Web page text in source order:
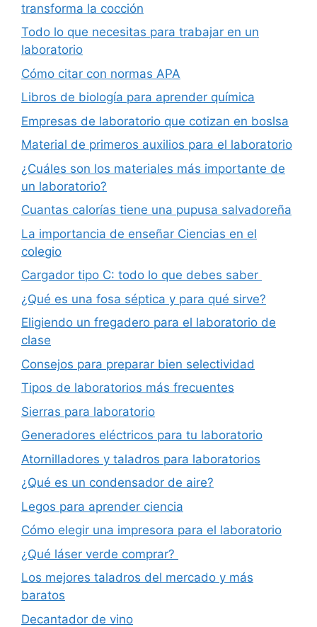
transforma la cocción
Todo lo que necesitas para trabajar en un
laboratorio
Cómo citar con normas APA
Libros de biología para aprender química
Empresas de laboratorio que cotizan en boslsa
Material de primeros auxilios para el laboratorio
¿Cuáles son los materiales más importante de
un laboratorio?
Cuantas calorías tiene una pupusa salvadoreña
La importancia de enseñar Ciencias en el
colegio
Cargador tipo C: todo lo que debes saber
¿Qué es una fosa séptica y para qué sirve?
Eligiendo un fregadero para el laboratorio de
clase
Consejos para preparar bien selectividad
Tipos de laboratorios más frecuentes
Sierras para laboratorio
Generadores eléctricos para tu laboratorio
Atornilladores y taladros para laboratorios
¿Qué es un condensador de aire?
Legos para aprender ciencia
Cómo elegir una impresora para el laboratorio
¿Qué láser verde comprar?
Los mejores taladros del mercado y más
baratos
Decantador de vino